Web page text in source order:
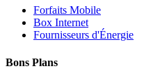
Forfaits Mobile
Box Internet
Fournisseurs d'Énergie
Bons Plans